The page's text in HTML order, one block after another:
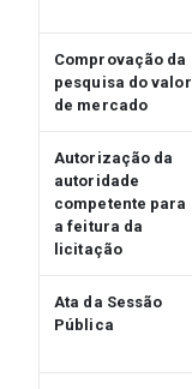
Comprovação da
pesquisa do valor
de mercado
Autorização da
autoridade
competente para
a feitura da
licitação
Ata da Sessão
Pública